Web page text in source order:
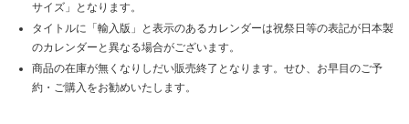
サイズ」となります。
タイトルに「輸入版」と表示のあるカレンダーは祝祭日等の表記が日本製
のカレンダーと異なる場合がございます。
商品の在庫が無くなりしだい販売終了となります。せひ、お早目のご予
約・ご購入をお勧めいたします。